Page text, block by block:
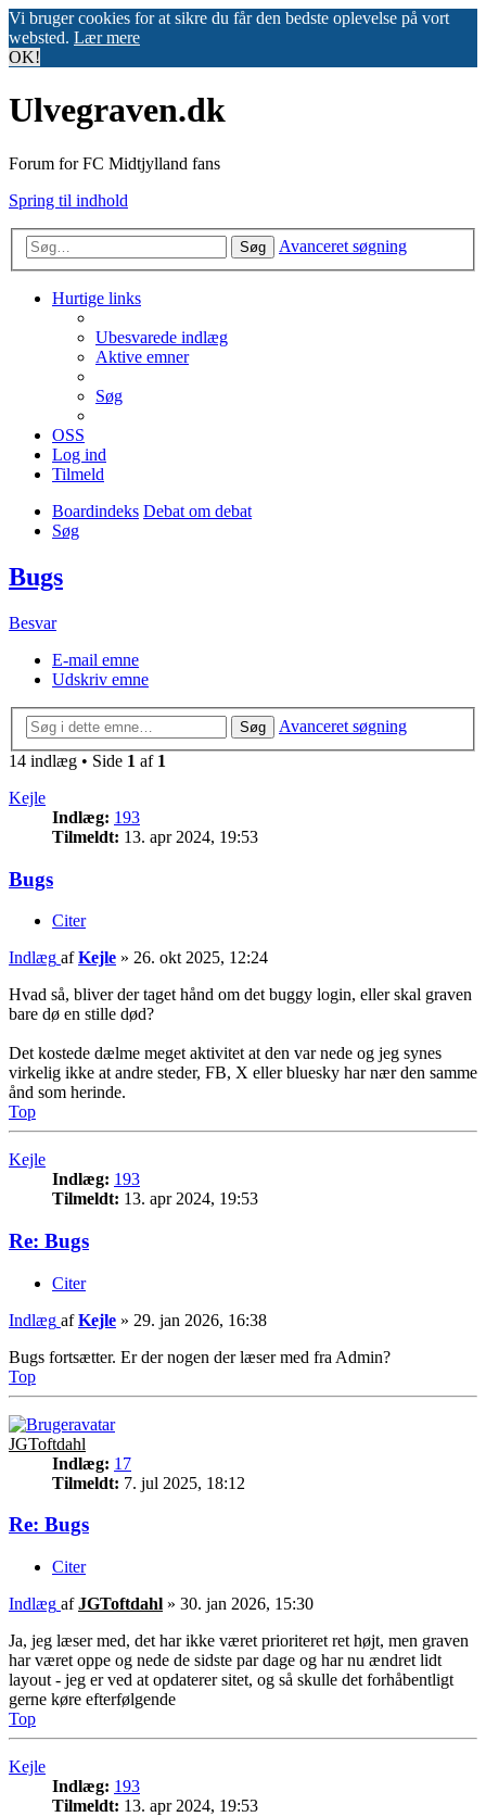
Vi bruger cookies for at sikre du får den bedste oplevelse på vort
websted. Lær mere
OK!
Ulvegraven.dk
Forum for FC Midtjylland fans
Spring til indhold
Søg Avanceret søgning
Hurtige links
Ubesvarede indlæg
Aktive emner
Søg
OSS
Log ind
Tilmeld
Boardindeks Debat om debat
Søg
Bugs
Besvar
E-mail emne
Udskriv emne
Søg
Avanceret søgning
14 indlæg • Side 1 af 1
Kejle
Indlæg: 193
Tilmeldt: 13. apr 2024, 19:53
Bugs
Citer
Indlæg afKejle » 26. okt 2025, 12:24
Hvad så, bliver der taget hånd om det buggy login, eller skal graven
bare dø en stille død?
Det kostede dælme meget aktivitet at den var nede og jeg synes
virkelig ikke at andre steder, FB, X eller bluesky har nær den samme
ånd som herinde.
Top
Kejle
Indlæg: 193
Tilmeldt: 13. apr 2024, 19:53
Re: Bugs
Citer
Indlæg afKejle » 29. jan 2026, 16:38
Bugs fortsætter. Er der nogen der læser med fra Admin?
Top
JGToftdahl
Indlæg: 17
Tilmeldt: 7. jul 2025, 18:12
Re: Bugs
Citer
Indlæg afJGToftdahl » 30. jan 2026, 15:30
Ja, jeg læser med, det har ikke været prioriteret ret højt, men graven
har været oppe og nede de sidste par dage og har nu ændret lidt
layout - jeg er ved at opdaterer sitet, og så skulle det forhåbentligt
gerne køre efterfølgende
Top
Kejle
Indlæg: 193
Tilmeldt: 13. apr 2024, 19:53